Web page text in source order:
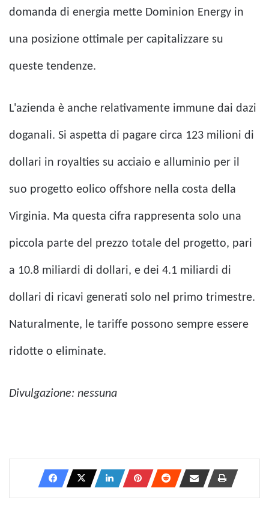
domanda di energia mette Dominion Energy in
una posizione ottimale per capitalizzare su
queste tendenze.
L'azienda è anche relativamente immune dai dazi
doganali. Si aspetta di pagare circa 123 milioni di
dollari in royalties su acciaio e alluminio per il
suo progetto eolico offshore nella costa della
Virginia. Ma questa cifra rappresenta solo una
piccola parte del prezzo totale del progetto, pari
a 10.8 miliardi di dollari, e dei 4.1 miliardi di
dollari di ricavi generati solo nel primo trimestre.
Naturalmente, le tariffe possono sempre essere
ridotte o eliminate.
Divulgazione: nessuna